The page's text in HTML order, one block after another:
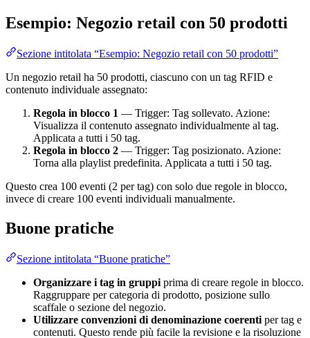
Esempio: Negozio retail con 50 prodotti
Sezione intitolata “Esempio: Negozio retail con 50 prodotti”
Un negozio retail ha 50 prodotti, ciascuno con un tag RFID e
contenuto individuale assegnato:
Regola in blocco 1 — Trigger: Tag sollevato. Azione:
Visualizza il contenuto assegnato individualmente al tag.
Applicata a tutti i 50 tag.
Regola in blocco 2 — Trigger: Tag posizionato. Azione:
Torna alla playlist predefinita. Applicata a tutti i 50 tag.
Questo crea 100 eventi (2 per tag) con solo due regole in blocco,
invece di creare 100 eventi individuali manualmente.
Buone pratiche
Sezione intitolata “Buone pratiche”
Organizzare i tag in gruppi prima di creare regole in blocco.
Raggruppare per categoria di prodotto, posizione sullo
scaffale o sezione del negozio.
Utilizzare convenzioni di denominazione coerenti per tag e
contenuti. Questo rende più facile la revisione e la risoluzione